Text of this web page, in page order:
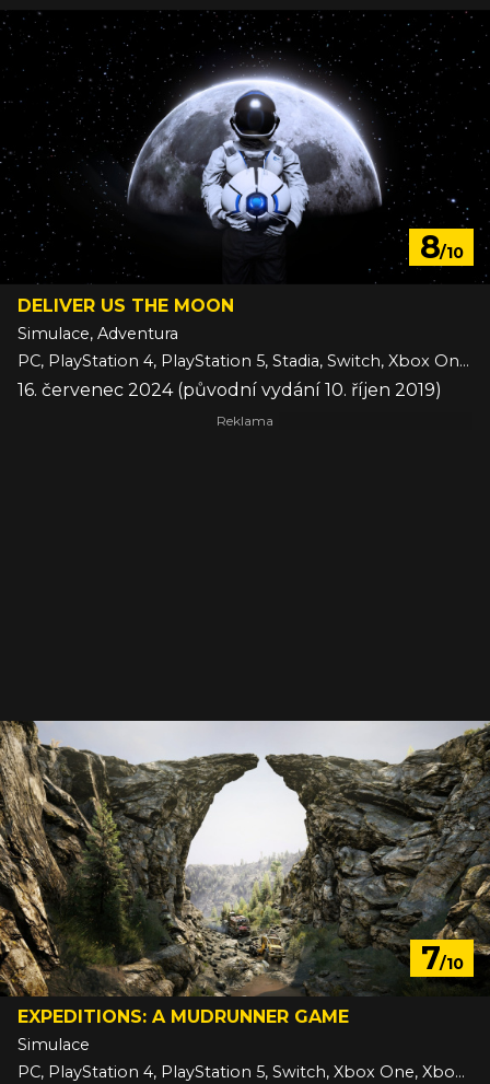
8/10
DELIVER US THE MOON
Simulace, Adventura
PC, PlayStation 4, PlayStation 5, Stadia, Switch, Xbox One, Xbox Series
16. červenec 2024 (původní vydání 10. říjen 2019)
7/10
EXPEDITIONS: A MUDRUNNER GAME
Simulace
PC, PlayStation 4, PlayStation 5, Switch, Xbox One, Xbox Series